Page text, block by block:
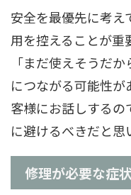
安全を最優先に考え
用を控えることが重
「まだ使えそうだ
につながる可能性
客様にお話しする
に避けるべきだと思
修理が必要な症状